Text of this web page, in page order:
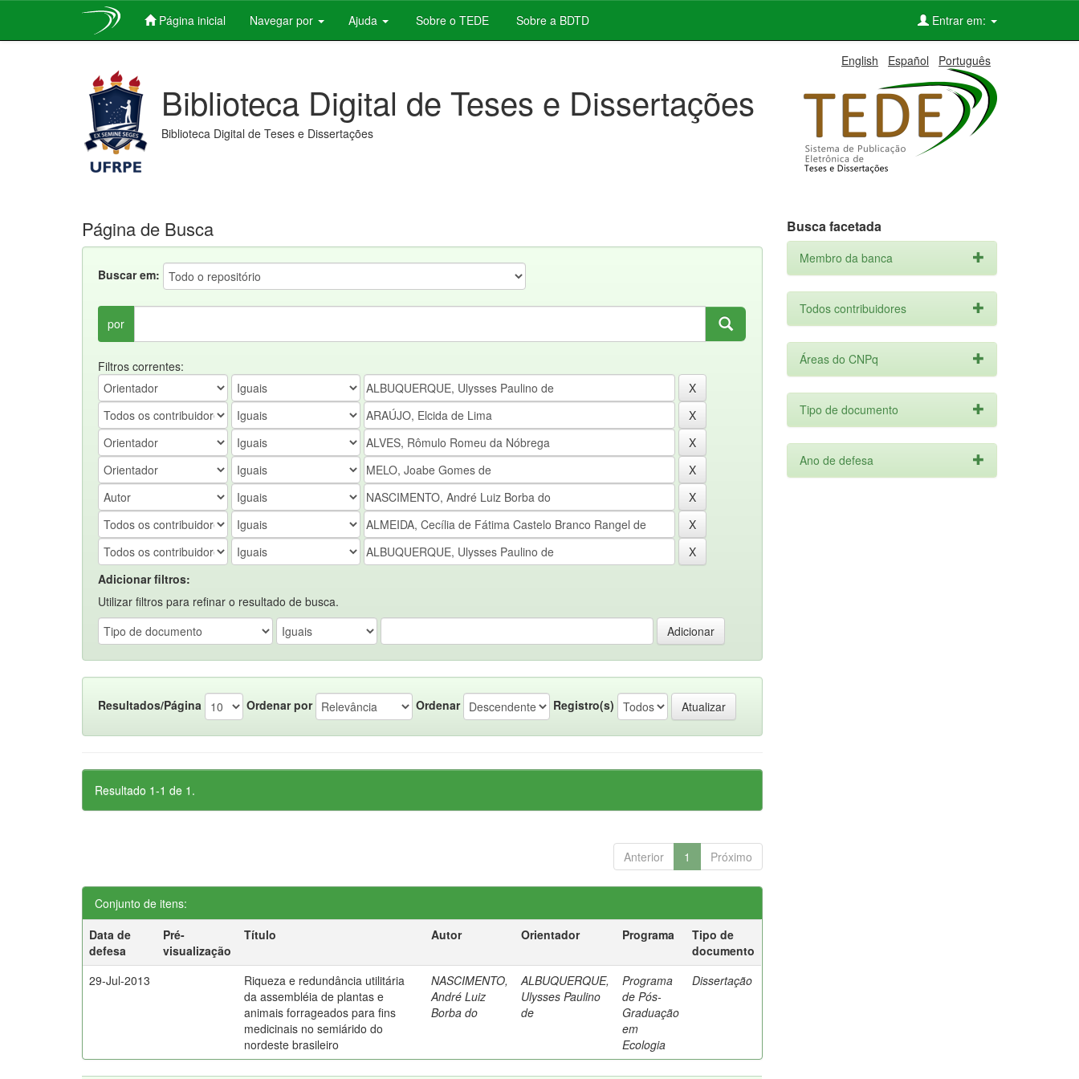
Página inicial Navegar por Ajuda Sobre o TEDE Sobre a BDTD Entrar em:
English Español Português
Biblioteca Digital de Teses e Dissertações
Biblioteca Digital de Teses e Dissertações
Página de Busca
Buscar em:
por
Filtros correntes:
Adicionar filtros:
Utilizar filtros para refinar o resultado de busca.
Resultados/Página Ordenar por Ordenar Registro(s)
Resultado 1-1 de 1.
Anterior 1 Próximo
Conjunto de itens:
Data de
defesa
Pré-
visualização
Título Autor Orientador Programa
Tipo de
documento
29-Jul-2013
Riqueza e redundância utilitária
da assembléia de plantas e
animais forrageados para fins
medicinais no semiárido do
nordeste brasileiro
NASCIMENTO,
André Luiz
Borba do
ALBUQUERQUE,
Ulysses Paulino
de
Programa
de Pós-
Graduação
em
Ecologia
Dissertação
Busca facetada
Membro da banca
Todos contribuidores
Áreas do CNPq
Tipo de documento
Ano de defesa